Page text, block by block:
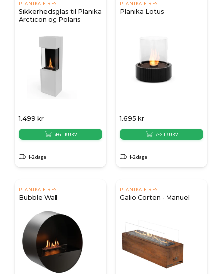
PLANIKA FIRES
Sikkerhedsglas til Planika
Arcticon og Polaris
1.499 kr
LÆG I KURV
1-2 dage
PLANIKA FIRES
Planika Lotus
1.695 kr
LÆG I KURV
1-2 dage
PLANIKA FIRES
Bubble Wall
PLANIKA FIRES
Galio Corten - Manuel